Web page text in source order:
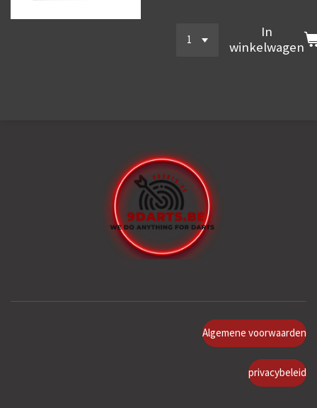
In
winkelwagen
Algemene voorwaarden
privacybeleid